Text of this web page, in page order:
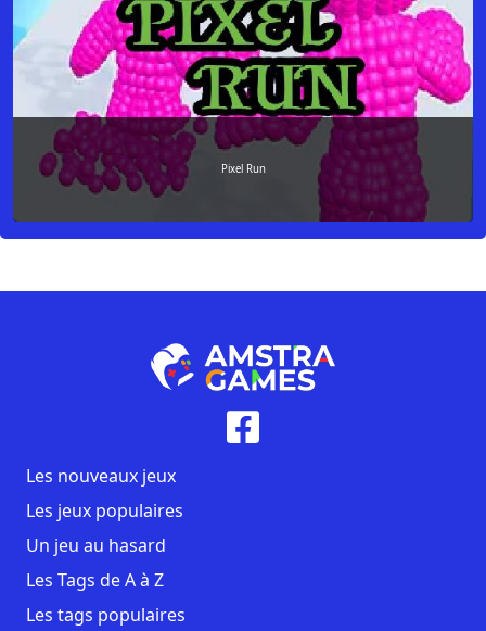
Pixel Run
Les nouveaux jeux
Les jeux populaires
Un jeu au hasard
Les Tags de A à Z
Les tags populaires